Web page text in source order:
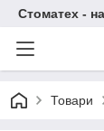
Стоматех -
Товари